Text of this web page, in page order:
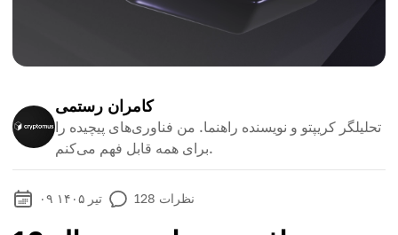
کامران رستمی
تحلیلگر کریپتو و نویسنده راهنما. من فناوری‌های پیچیده را
برای همه قابل فهم می‌کنم.
۰۹ تیر ۱۴۰۵ 128 نظرات